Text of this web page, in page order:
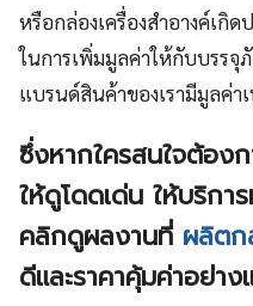
หรือกล่องเครื่องสำอางค์เกิ
ในการเพิ่มมูลค่าให้กับบรร
แบรนด์สินค้าของเรามีมูลค่า
ซึ่งหากใครสนใจต้อง
ให้ดูโดดเด่น ให้บริกา
คลิกดูผลงานที่ ผลิตก
ดีและราคาคุ้มค่าอย่า